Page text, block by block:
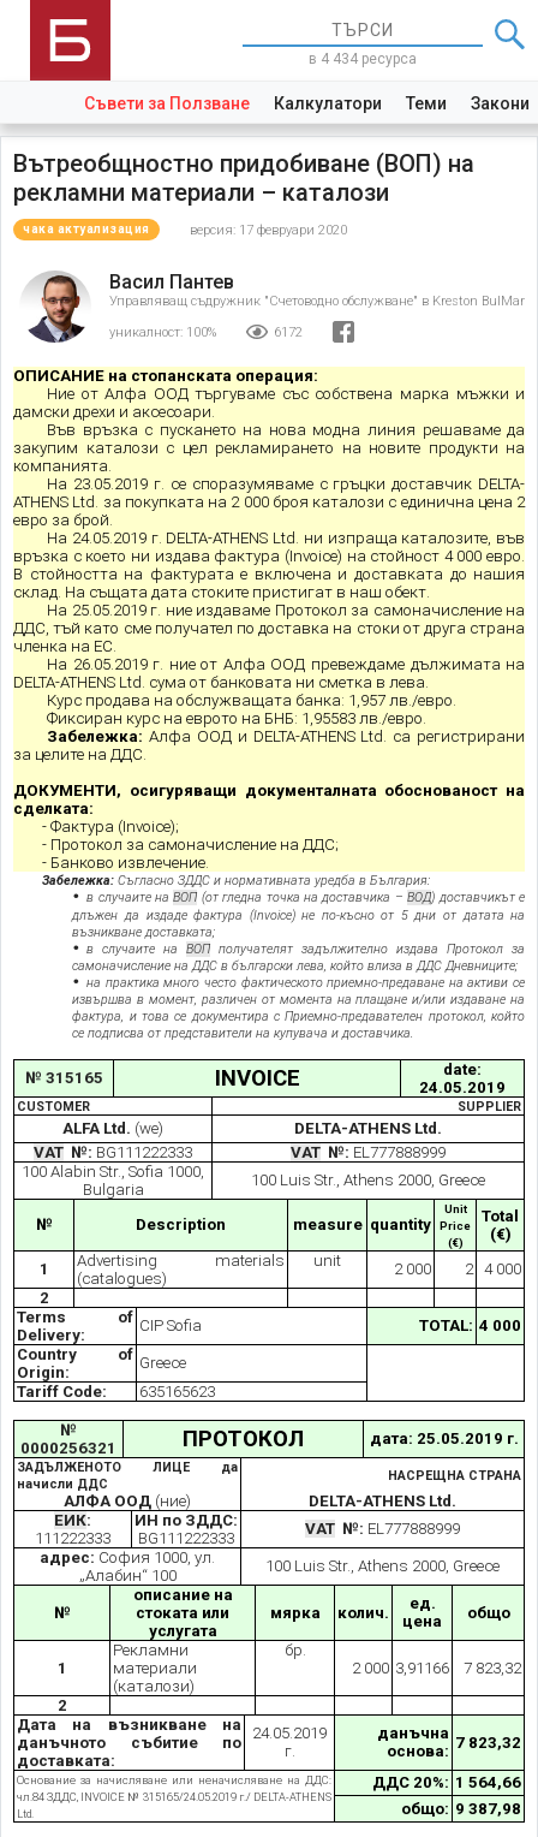
в 4 434 ресурса
Съвети за Ползване Калкулатори Теми Закони
Вътреобщностно придобиване (ВОП) на
рекламни материали – каталози
чака актуализация версия: 17 февруари 2020
Васил Пантев
Управляващ съдружник "Счетоводно обслужване" в Kreston BulMar
уникалност: 100% 6172
ОПИСАНИЕ на стопанската операция:
Ние от Алфа ООД търгуваме със собствена марка мъжки и
дамски дрехи и аксесоари.
Във връзка с пускането на нова модна линия решаваме да
закупим каталози с цел рекламирането на новите продукти на
компанията.
На 23.05.2019 г. се споразумяваме с гръцки доставчик DELTA-
ATHENS Ltd. за покупката на 2 000 броя каталози с единична цена 2
евро за брой.
На 24.05.2019 г. DELTA-ATHENS Ltd. ни изпраща каталозите, във
връзка с което ни издава фактура (Invoice) на стойност 4 000 евро.
В стойността на фактурата е включена и доставката до нашия
склад. На същата дата стоките пристигат в наш обект.
На 25.05.2019 г. ние издаваме Протокол за самоначисление на
ДДС, тъй като сме получател по доставка на стоки от друга страна
членка на ЕС.
На 26.05.2019 г. ние от Алфа ООД превеждаме дължимата на
DELTA-ATHENS Ltd. сума от банковата ни сметка в лева.
Курс продава на обслужващата банка: 1,957 лв./евро.
Фиксиран курс на еврото на БНБ: 1,95583 лв./евро.
Забележка: Алфа ООД и DELTA-ATHENS Ltd. са регистрирани
за целите на ДДС.
ДОКУМЕНТИ, осигуряващи документалната обоснованост на
сделката:
- Фактура (Invoice);
- Протокол за самоначислeние на ДДС;
- Банково извлечение.
Забележка: Съгласно ЗДДС и нормативната уредба в България:
в случаите наВОП (от гледна точка на доставчика –ВОД) доставчикът е
длъжен да издаде фактура (Invoice) не по-късно от 5 дни от датата на
възникване доставката;
в случаите наВОП получателят задължително издава Протокол за
самоначисление на ДДС в български лева, който влиза в ДДС Дневниците;
на практика много често фактическото приемно-предаване на активи се
извършва в момент, различен от момента на плащане и/или издаване на
фактура, и това се документира с Приемно-предавателен протокол, който
се подписва от представители на купувача и доставчика.
№ 315165 INVOICE
date:
24.05.2019
CUSTOMER SUPPLIER
ALFA Ltd. (we)
DELTA-ATHENS Ltd.
VAT №: BG111222333 VAT №: EL777888999
100 Alabin Str., Sofia 1000,
Bulgaria
100 Luis Str., Athens 2000, Greece
№ Description measure quantity
Unit
Price
(€)
Total
(€)
1
Advertising materials
(catalogues)
unit 2 000 2 4 000
2
Terms of
Delivery:
CIP Sofia TOTAL: 4 000
Country of
Origin:
Greece
Tariff Code:
635165623
№
0000256321
ПРОТОКОЛ дата: 25.05.2019 г.
ЗАДЪЛЖЕНОТО ЛИЦЕ да
начисли ДДС
НАСРЕЩНА СТРАНА
АЛФА ООД (ние)
DELTA-ATHENS Ltd.
ЕИК:
111222333
ИН по ЗДДС:
BG111222333
VAT №: EL777888999
адрес: София 1000, ул.
„Алабин“ 100
100 Luis Str., Athens 2000, Greece
№
описание на
стоката или
услугата
мярка колич.
ед.
цена
общо
1
Рекламни
материали
(каталози)
бр.
2 000 3,91166 7 823,32
2
Дата на възникване на
данъчното събитие по
доставката:
24.05.2019
г.
данъчна
основа: 7 823,32
Основание за начисляване или неначисляване на ДДС:
чл.84 ЗДДС, INVOICE № 315165/24.05.2019г./ DELTA-ATHENS
Ltd.
ДДС 20%: 1 564,66
общо: 9 387,98